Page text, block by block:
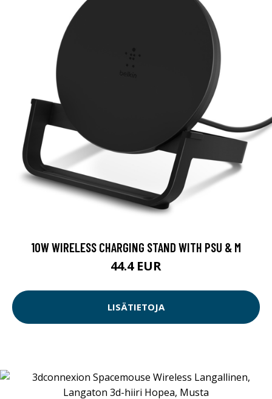
10W WIRELESS CHARGING STAND WITH PSU & M
44.4 EUR
LISÄTIETOJA